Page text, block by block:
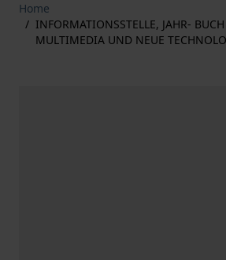
Home
/ INFORMATIONSSTELLE, JAHR-
MULTIMEDIA UND NEUE